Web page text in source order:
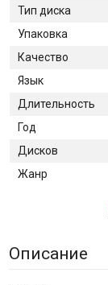
Тип диска
Упаковка
Качество
Язык
Длительность
Год
Дисков
Жанр
Описание